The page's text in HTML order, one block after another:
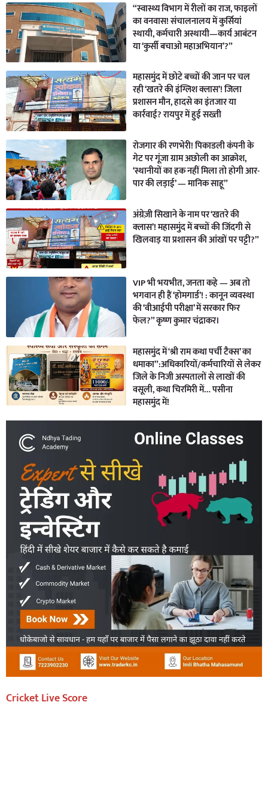
“स्वास्थ्य विभाग में रीलों का राज, फाइलों
का वनवास! संचालनालय में कुर्सियां
स्थायी, कर्मचारी अस्थायी—कार्य आबंटन
या ‘कुर्सी बचाओ महाअभियान’?”
महासमुंद में छोटे बच्चों की जान पर चल
रही ‘खतरे की इंग्लिश क्लास’! जिला
प्रशासन मौन, हादसे का इंतजार या
कार्रवाई? रायपुर में हुई सख्ती
रोजगार की रणभेरी! पिकाडली कंपनी के
गेट पर गूंजा ग्राम अछोली का आक्रोश,
‘स्थानीयों का हक नहीं मिला तो होगी आर-
पार की लड़ाई’ — मानिक साहू”
अंग्रेज़ी सिखाने के नाम पर ‘खतरे की
क्लास’! महासमुंद में बच्चों की जिंदगी से
खिलवाड़ या प्रशासन की आंखों पर पट्टी?”
VIP भी भयभीत, जनता कहे — अब तो
भगवान ही हैं ‘होमगार्ड’! : कानून व्यवस्था
की ‘वीआईपी परीक्षा’ में सरकार फिर
फेल?” कृष्ण कुमार चंद्राकर।
महासमुंद में ‘श्री राम कथा पर्ची टैक्स’ का
धमाका”:अधिकारियों/कर्मचारियों से लेकर
जिले के निजी अस्पतालों से लाखों की
वसूली, कथा चिरमिरी में… पसीना
महासमुंद में!
Cricket Live Score